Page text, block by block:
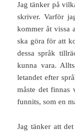
Jag tänker på
skriver. Varför
kommer åt vissa
ska göra för att
dessa språk
kunna vara.
letandet efter
måste det finnas
funnits, som en
Jag tänker att